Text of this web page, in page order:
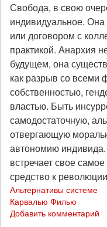
Свобода, в свою
индивидуальное. Она
или договором с
практикой. Анархия
будущем, она
как разрыв со всеми
собственностью,
властью. Быть
самодостаточную,
отвергающую
автономию
встречает свое
средство к
Альтернативы системе
Карвалью Филью
Добавить комментарий